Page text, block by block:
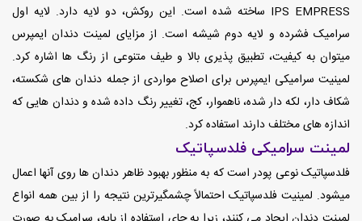
IPS EMPRESS ساخته شده است. این روکش، دو لایه دارد. لایه اول
سرامیک فشرده و لایه دوم شیشه است. از مزایای لمینت دندان ایمپرس
میتوان به کیفیت، تطبیق پذیری بالا و طیف متنوعی از رنگ ها اشاره کرد.
لمینیت سرامیکی ایمپرس برای اصلاح مواردی از جمله دندان های شکسته،
شکاف دار، لکه دار شده، ناهموار، کج، تغییر رنگ داده شده و دندان هایی که
اندازه های مختلف دارند استفاده کرد.
لمینت سرامیکی فلدسپاتیک
فلدسپاتیک نوعی پودر است که به منظور بهبود ظاهر دندان ها روی آنها اعمال
میشود. لمینیت فلدسپاتیک احتمالاً چشمگیرترین نتیجه را از بین همه انواع